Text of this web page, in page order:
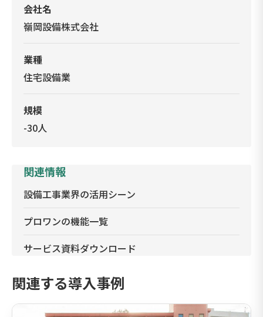
会社名
嶺岡設備株式会社
業種
住宅設備業
規模
-30人
関連情報
設備工事業界の活用シーン
プロワンの機能一覧
サービス資料ダウンロード
関連する導入事例